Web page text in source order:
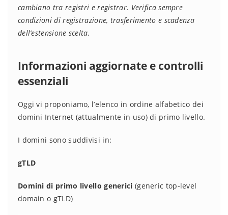
cambiano tra registri e registrar. Verifica sempre
condizioni di registrazione, trasferimento e scadenza
dell’estensione scelta.
Informazioni aggiornate e controlli
essenziali
Oggi vi proponiamo, l’elenco in ordine alfabetico dei
domini Internet (attualmente in uso) di primo livello.
I domini sono suddivisi in:
gTLD
Domini di primo livello generici (generic top-level
domain o gTLD)